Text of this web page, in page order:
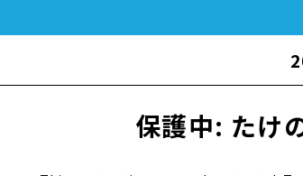
保護中: たけ